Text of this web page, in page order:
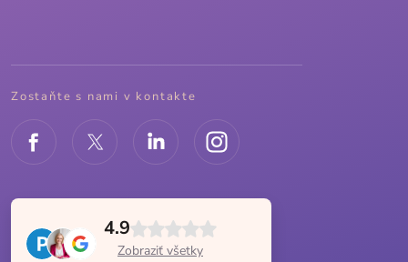
Zostaňte s nami v kontakte
4.9
Zobraziť všetky